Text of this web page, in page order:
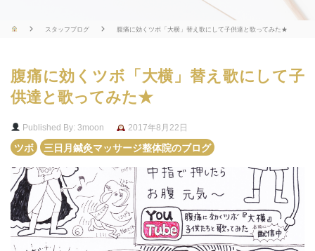
スタッフブログ 腹痛に効くツボ「大横」替え歌にして子供達と歌ってみた★
腹痛に効くツボ「大横」替え歌にして子
供達と歌ってみた★
Published By: 3moon
2017年8月22日
ツボ
三日月鍼灸マッサージ整体院のブログ